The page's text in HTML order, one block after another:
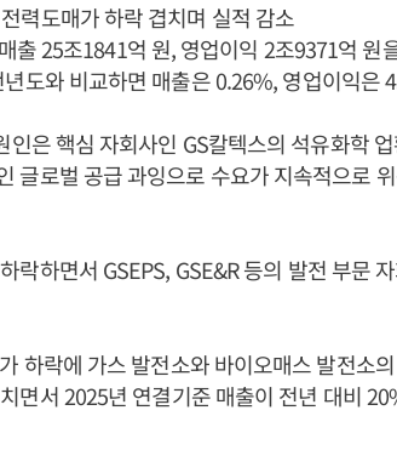
력도매가 하락 겹치며 실적 감소
출 25조1841억 원, 영업이익 2조9371억 원
도와 비교하면 매출은 0.26%, 영업이익은
인은 핵심 자회사인 GS칼텍스의 석유화학
글로벌 공급 과잉으로 수요가 지속적으로
락하면서 GSEPS, GSE&R 등의 발전 부문
하락에 가스 발전소와 바이오매스 발전소
면서 2025년 연결기준 매출이 전년 대비